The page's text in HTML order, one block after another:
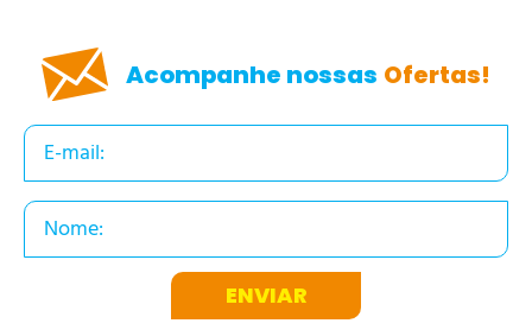
Acompanhe nossas Ofertas!
ENVIAR